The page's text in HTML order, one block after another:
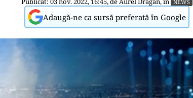
NEWS
Adaugă-ne ca sursă preferată în Google